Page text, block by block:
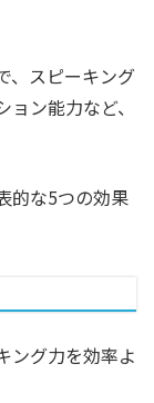
、スピーキング
ン能力など、
的な5つの効果
ング力を効率よ